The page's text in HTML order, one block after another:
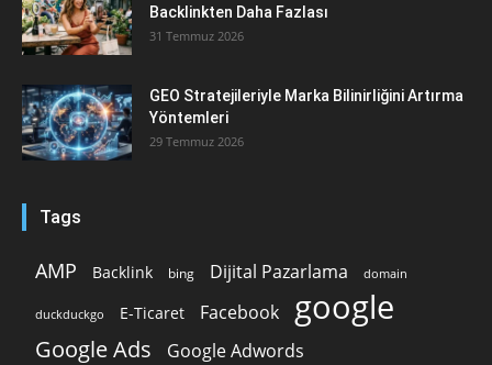
Backlinkten Daha Fazlası
31 Temmuz 2026
GEO Stratejileriyle Marka Bilinirliğini Artırma
Yöntemleri
29 Temmuz 2026
Tags
AMP Backlink bing Dijital Pazarlama domain
duckduckgo E-Ticaret Facebook google
Google Ads Google Adwords